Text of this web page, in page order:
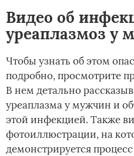
Видео об
уреаплазмоз у
Чтобы узнать об этом
подробно, просмотрите
В нем детально
уреаплазма у мужчин и
этой инфекцией. Также
фотоиллюстрации, на
демонстрируется